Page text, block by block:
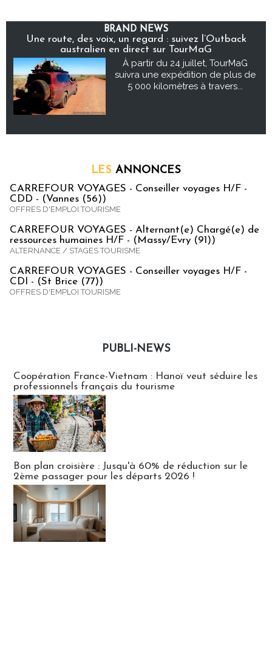
BRAND NEWS
Une route, des voix, un regard : suivez l’Outback
australien en direct sur TourMaG
À partir du 24 juillet, TourMaG
suivra une expédition de plus de
5 000 kilomètres à travers...
LES ANNONCES
CARREFOUR VOYAGES - Conseiller voyages H/F -
CDD - (Vannes (56))
OFFRES D'EMPLOI TOURISME
CARREFOUR VOYAGES - Alternant(e) Chargé(e) de
ressources humaines H/F - (Massy/Evry (91))
ALTERNANCE / STAGES TOURISME
CARREFOUR VOYAGES - Conseiller voyages H/F -
CDI - (St Brice (77))
OFFRES D'EMPLOI TOURISME
PUBLI-NEWS
Coopération France-Vietnam : Hanoï veut séduire les
professionnels français du tourisme
Bon plan croisière : Jusqu'à 60% de réduction sur le
2ème passager pour les départs 2026 !